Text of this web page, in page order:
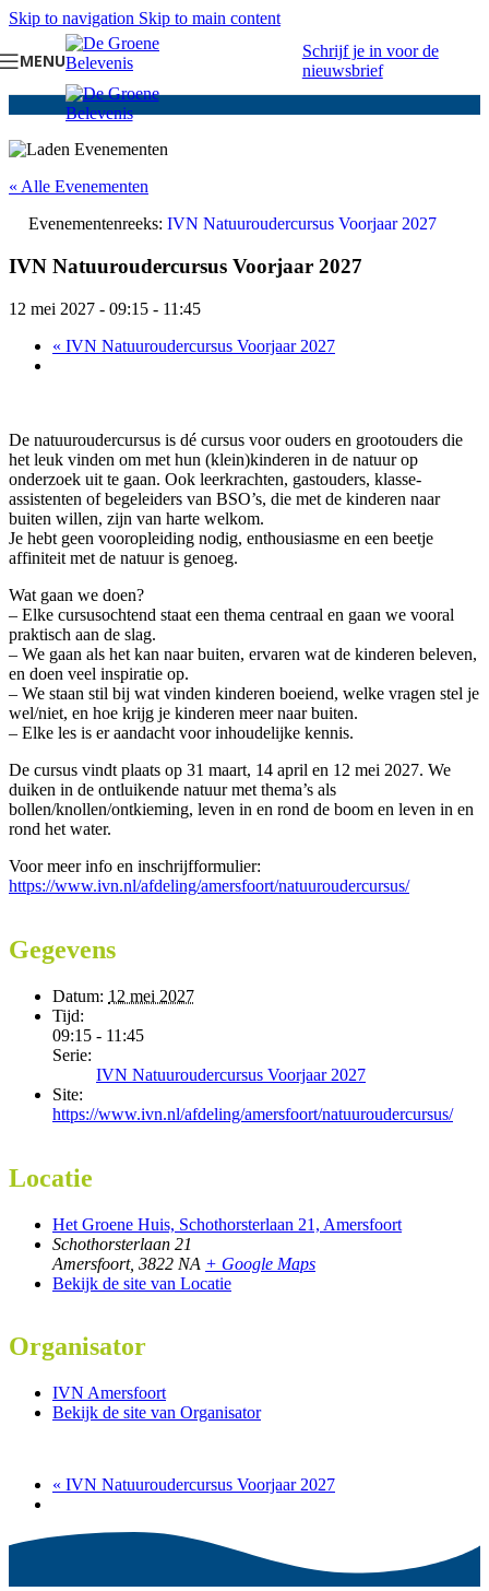
Skip to navigation Skip to main content
MENU
Schrijf je in voor de
nieuwsbrief
« Alle Evenementen
Evenementenreeks: IVN Natuuroudercursus Voorjaar 2027
IVN Natuuroudercursus Voorjaar 2027
12 mei 2027 - 09:15 - 11:45
« IVN Natuuroudercursus Voorjaar 2027
De natuuroudercursus is dé cursus voor ouders en grootouders die
het leuk vinden om met hun (klein)kinderen in de natuur op
onderzoek uit te gaan. Ook leerkrachten, gastouders, klasse-
assistenten of begeleiders van BSO’s, die met de kinderen naar
buiten willen, zijn van harte welkom.
Je hebt geen vooropleiding nodig, enthousiasme en een beetje
affiniteit met de natuur is genoeg.
Wat gaan we doen?
– Elke cursusochtend staat een thema centraal en gaan we vooral
praktisch aan de slag.
– We gaan als het kan naar buiten, ervaren wat de kinderen beleven,
en doen veel inspiratie op.
– We staan stil bij wat vinden kinderen boeiend, welke vragen stel je
wel/niet, en hoe krijg je kinderen meer naar buiten.
– Elke les is er aandacht voor inhoudelijke kennis.
De cursus vindt plaats op 31 maart, 14 april en 12 mei 2027. We
duiken in de ontluikende natuur met thema’s als
bollen/knollen/ontkieming, leven in en rond de boom en leven in en
rond het water.
Voor meer info en inschrijfformulier:
https://www.ivn.nl/afdeling/amersfoort/natuuroudercursus/
Gegevens
Datum: 12 mei 2027
Tijd:
09:15 - 11:45
Serie:
IVN Natuuroudercursus Voorjaar 2027
Site:
https://www.ivn.nl/afdeling/amersfoort/natuuroudercursus/
Locatie
Het Groene Huis, Schothorsterlaan 21, Amersfoort
Schothorsterlaan 21
Amersfoort, 3822 NA + Google Maps
Bekijk de site van Locatie
Organisator
IVN Amersfoort
Bekijk de site van Organisator
« IVN Natuuroudercursus Voorjaar 2027